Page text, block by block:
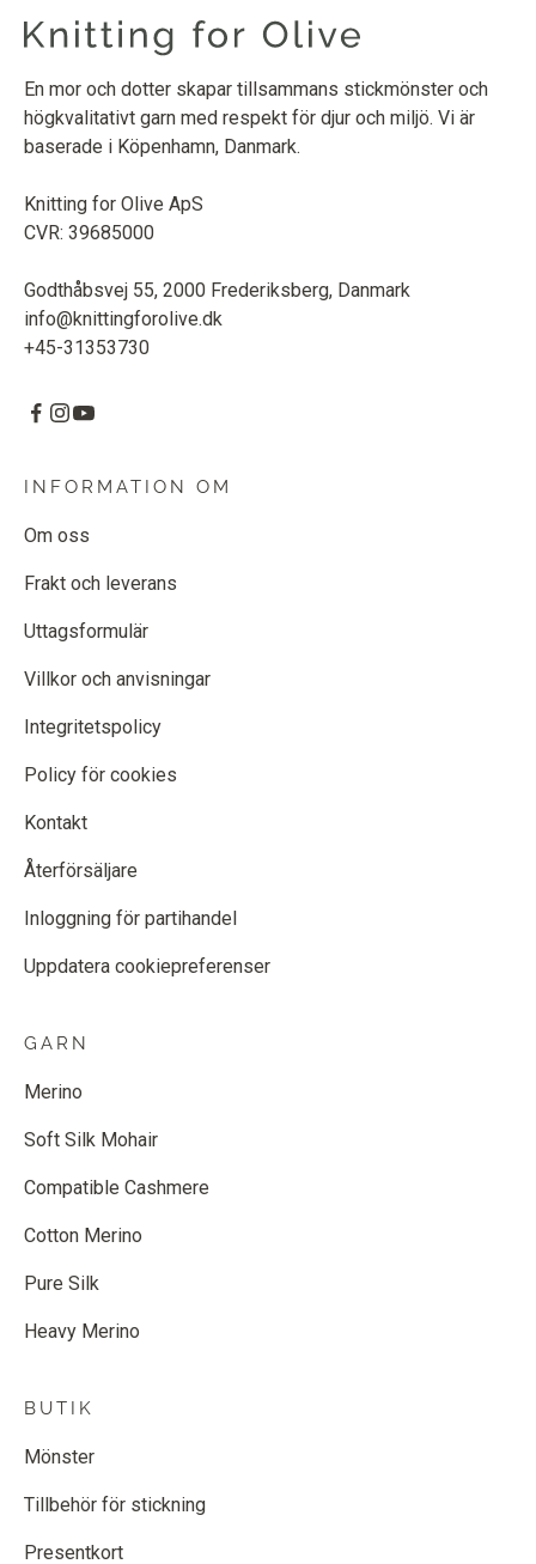
En mor och dotter skapar tillsammans stickmönster och
högkvalitativt garn med respekt för djur och miljö. Vi är
baserade i Köpenhamn, Danmark.
Knitting for Olive ApS
CVR: 39685000
Godthåbsvej 55, 2000 Frederiksberg, Danmark
info@knittingforolive.dk
+45-31353730
INFORMATION OM
Om oss
Frakt och leverans
Uttagsformulär
Villkor och anvisningar
Integritetspolicy
Policy för cookies
Kontakt
Återförsäljare
Inloggning för partihandel
Uppdatera cookiepreferenser
GARN
Merino
Soft Silk Mohair
Compatible Cashmere
Cotton Merino
Pure Silk
Heavy Merino
BUTIK
Mönster
Tillbehör för stickning
Presentkort